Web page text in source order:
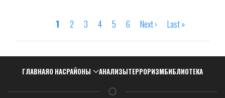
Нумерация
страниц
Страница
1 Страница
2 Страница
3 Страница
4 Страница
5 Страница
6
Следующая
Next ›
Последняя
Last »
Навигация
ГЛАВНАЯО НАСРАЙОНЫ АНАЛИЗЫТЕРРОРИЗМБИБЛИОТЕКА